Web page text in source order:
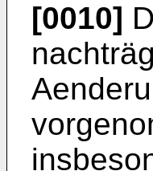
[0010]